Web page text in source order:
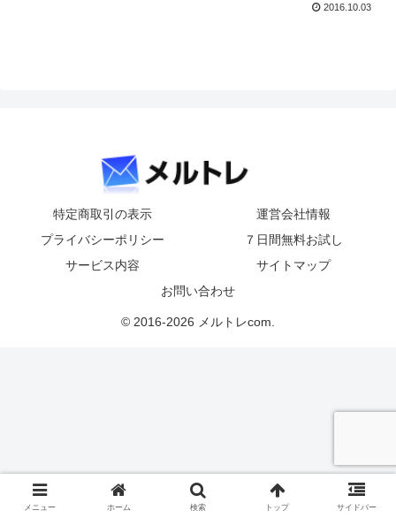
2016.10.03
特定商取引の表示
運営会社情報
プライバシーポリシー
７日間無料お試し
サービス内容
サイトマップ
お問い合わせ
© 2016-2026 メルトレcom.
メニュー ホーム 検索 トップ サイドバー